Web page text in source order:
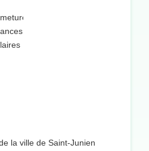
la ville de Saint-Junien